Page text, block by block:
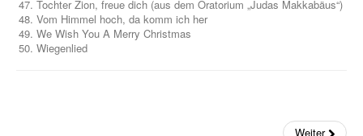
Songbooks
DVDs
Tochter Zion, freue dich (aus dem Oratorium „Judas Makkabäus“)
Vom Himmel hoch, da komm ich her
We Wish You A Merry Christmas
Wiegenlied
Weiter